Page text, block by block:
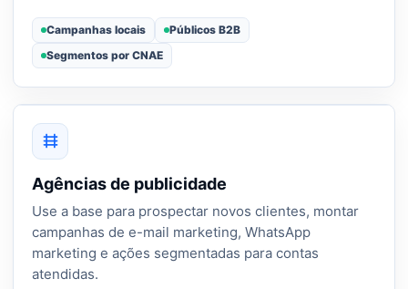
Campanhas locais
Públicos B2B
Segmentos por CNAE
Agências de publicidade
Use a base para prospectar novos clientes, montar
campanhas de e-mail marketing, WhatsApp
marketing e ações segmentadas para contas
atendidas.